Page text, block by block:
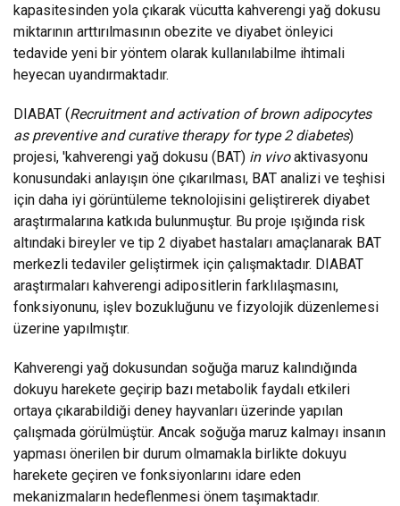
kapasitesinden yola çıkarak vücutta kahverengi yağ dokusu
miktarının arttırılmasının obezite ve diyabet önleyici
tedavide yeni bir yöntem olarak kullanılabilme ihtimali
heyecan uyandırmaktadır.
DIABAT (Recruitment and activation of brown adipocytes
as preventive and curative therapy for type 2 diabetes)
projesi, 'kahverengi yağ dokusu (BAT) in vivoaktivasyonu
konusundaki anlayışın öne çıkarılması, BAT analizi ve teşhisi
için daha iyi görüntüleme teknolojisini geliştirerek diyabet
araştırmalarına katkıda bulunmuştur. Bu proje ışığında risk
altındaki bireyler ve tip 2 diyabet hastaları amaçlanarak BAT
merkezli tedaviler geliştirmek için çalışmaktadır. DIABAT
araştırmaları kahverengi adipositlerin farklılaşmasını,
fonksiyonunu, işlev bozukluğunu ve fizyolojik düzenlemesi
üzerine yapılmıştır.
Kahverengi yağ dokusundan soğuğa maruz kalındığında
dokuyu harekete geçirip bazı metabolik faydalı etkileri
ortaya çıkarabildiği deney hayvanları üzerinde yapılan
çalışmada görülmüştür. Ancak soğuğa maruz kalmayı insanın
yapması önerilen bir durum olmamakla birlikte dokuyu
harekete geçiren ve fonksiyonlarını idare eden
mekanizmaların hedeflenmesi önem taşımaktadır.